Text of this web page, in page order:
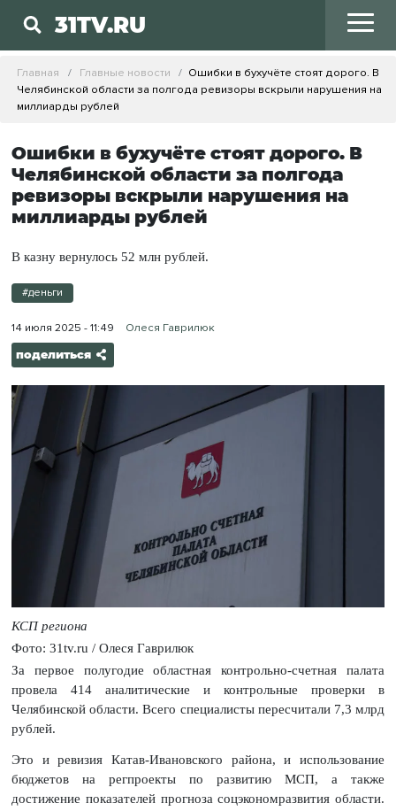
31TV.RU
Главная Главные новости
Ошибки в бухучёте стоят дорого. В
Челябинской области за полгода ревизоры вскрыли нарушения на
миллиарды рублей
Ошибки в бухучёте стоят дорого. В
Челябинской области за полгода
ревизоры вскрыли нарушения на
миллиарды рублей
В казну вернулось 52 млн рублей.
#деньги
14 июля 2025 - 11:49 Олеся Гаврилюк
поделиться
КСП региона
Фото: 31tv.ru / Олеся Гаврилюк
За первое полугодие областная контрольно-счетная палата
провела 414 аналитические и контрольные проверки в
Челябинской области. Всего специалисты пересчитали 7,3 млрд
рублей.
Это и ревизия Катав-Ивановского района, и использование
бюджетов на регпроекты по развитию МСП, а также
достижение показателей прогноза соцэкономразвития области.